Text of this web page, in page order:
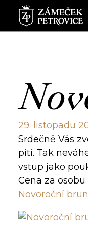
29. listopadu
Srdečně Vás
pití. Tak
vstup jako
Cena za
Novoroční